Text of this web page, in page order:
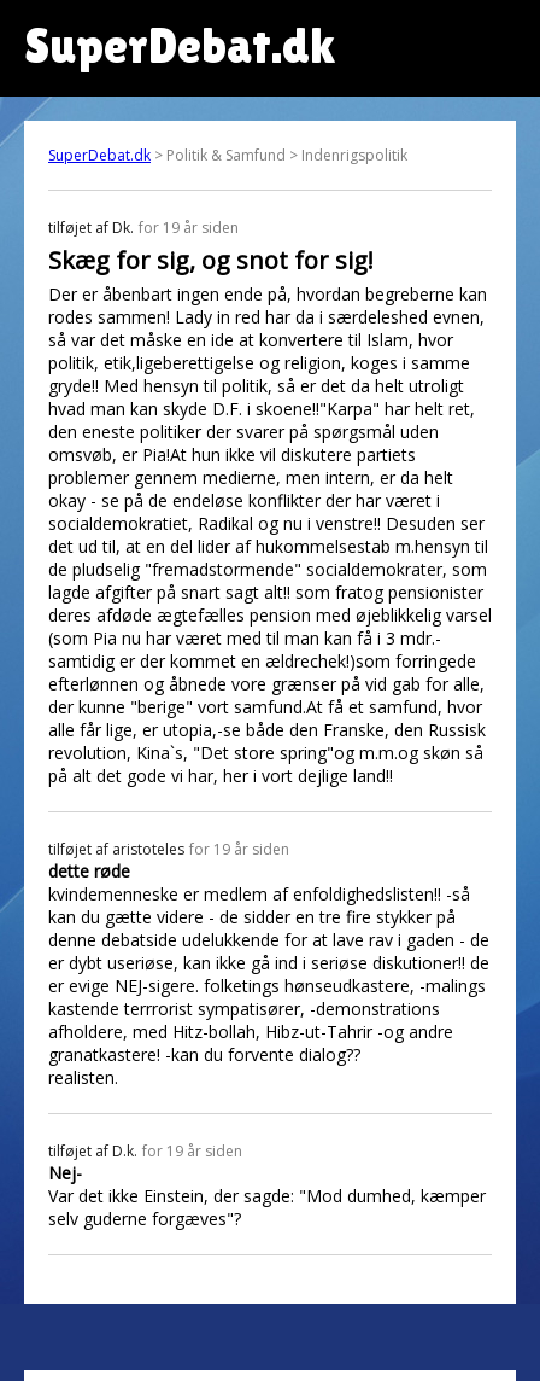
SuperDebat.dk
SuperDebat.dk > Politik & Samfund > Indenrigspolitik
tilføjet af Dk. for 19 år siden
Skæg for sig, og snot for sig!
Der er åbenbart ingen ende på, hvordan begreberne kan
rodes sammen! Lady in red har da i særdeleshed evnen,
så var det måske en ide at konvertere til Islam, hvor
politik, etik,ligeberettigelse og religion, koges i samme
gryde!! Med hensyn til politik, så er det da helt utroligt
hvad man kan skyde D.F. i skoene!!"Karpa" har helt ret,
den eneste politiker der svarer på spørgsmål uden
omsvøb, er Pia!At hun ikke vil diskutere partiets
problemer gennem medierne, men intern, er da helt
okay - se på de endeløse konflikter der har været i
socialdemokratiet, Radikal og nu i venstre!! Desuden ser
det ud til, at en del lider af hukommelsestab m.hensyn til
de pludselig "fremadstormende" socialdemokrater, som
lagde afgifter på snart sagt alt!! som fratog pensionister
deres afdøde ægtefælles pension med øjeblikkelig varsel
(som Pia nu har været med til man kan få i 3 mdr.-
samtidig er der kommet en ældrechek!)som forringede
efterlønnen og åbnede vore grænser på vid gab for alle,
der kunne "berige" vort samfund.At få et samfund, hvor
alle får lige, er utopia,-se både den Franske, den Russisk
revolution, Kina`s, "Det store spring"og m.m.og skøn så
på alt det gode vi har, her i vort dejlige land!!
tilføjet af aristoteles for 19 år siden
dette røde
kvindemenneske er medlem af enfoldighedslisten!! -så
kan du gætte videre - de sidder en tre fire stykker på
denne debatside udelukkende for at lave rav i gaden - de
er dybt useriøse, kan ikke gå ind i seriøse diskutioner!! de
er evige NEJ-sigere. folketings hønseudkastere, -malings
kastende terrrorist sympatisører, -demonstrations
afholdere, med Hitz-bollah, Hibz-ut-Tahrir -og andre
granatkastere! -kan du forvente dialog??
realisten.
tilføjet af D.k. for 19 år siden
Nej-
Var det ikke Einstein, der sagde: "Mod dumhed, kæmper
selv guderne forgæves"?